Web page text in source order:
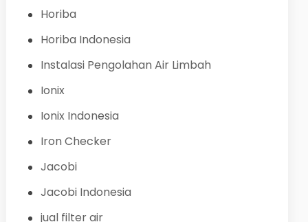
Horiba
Horiba Indonesia
Instalasi Pengolahan Air Limbah
Ionix
Ionix Indonesia
Iron Checker
Jacobi
Jacobi Indonesia
jual filter air